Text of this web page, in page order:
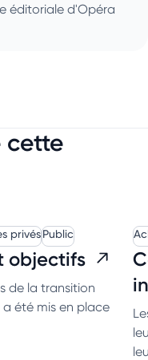
éditoriale d'Opéra
cette
privésPublic
objectifs
de la transition
a été mis en place